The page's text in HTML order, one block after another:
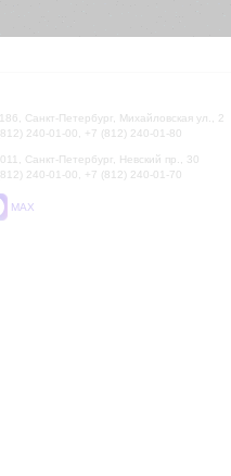
Санкт-Петербург, Михайловская ул., 2
240-01-00, +7 (812) 240-01-80
Санкт-Петербург, Невский пр., 30
240-01-00, +7 (812) 240-01-70
MAX